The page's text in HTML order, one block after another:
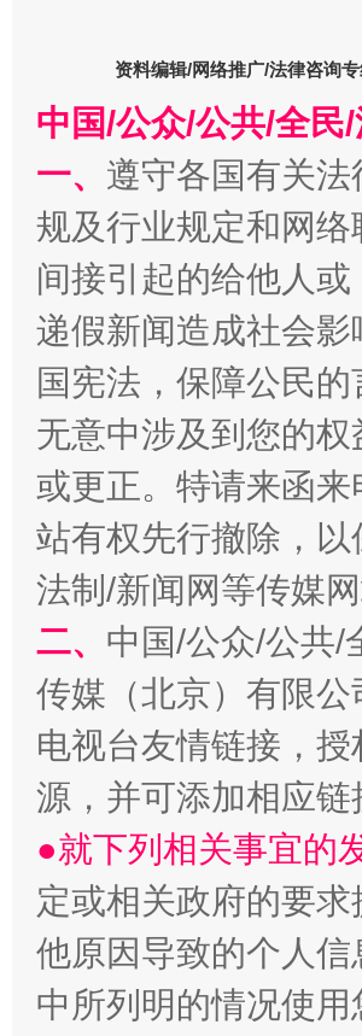
春天里的科技盛宴
巳巳如意，开工大吉！
资料编辑/网络推广/法律咨询专
中国/公众/公共/全民
一、 遵守各国有关
规及行业规定和网
间接引起的给他人
递假新闻造成社会
国宪法，保障公民
无意中涉及到您的
或更正。特请来函
站有权先行撤除，
法制/新闻网等传媒
二、 中国/公众/公共/
传媒（北京）有限
电视台友情链接，
源，并可添加相应链
●就下列相关事宜的
定或相关政府的要
他原因导致的个人信
中所列明的情况使